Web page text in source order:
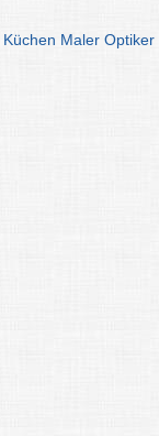
Küchen Maler Optiker